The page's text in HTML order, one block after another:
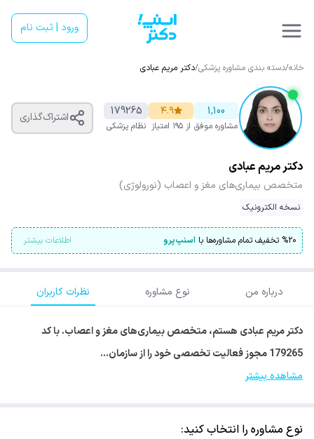
ورود | ثبت نام
خانه/دسته بندی مشاوره پزشکی/دکتر مریم عبادی
1,100
مشاوره موفق
۴.۹
از ۱۹۵ امتیاز
179265
نظام پزشکی
اشتراک‌گذاری
دکتر مریم عبادی
متخصص بیماری‌های مغز و اعصاب (نورولوژی)
نسخه الکترونیک
%۲۰ تخفیف تمام مشاوره‌ها با اسنپ‌پرو اطلاعات بیشتر
درباره من نوع مشاوره نظرات کاربران
دکتر مریم عبادی هستم، متخصص بیماری‌های مغز و اعصاب. با کد
179265 مجوز فعالیت تخصصی خود را از سازمان…
مشاهده بیشتر
نوع مشاوره را انتخاب کنید: